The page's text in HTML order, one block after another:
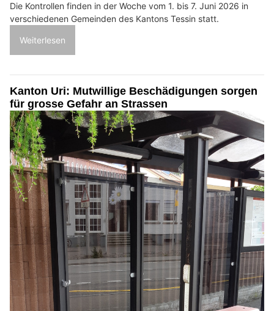
Die Kontrollen finden in der Woche vom 1. bis 7. Juni 2026 in
verschiedenen Gemeinden des Kantons Tessin statt.
Weiterlesen
Kanton Uri: Mutwillige Beschädigungen sorgen
für grosse Gefahr an Strassen